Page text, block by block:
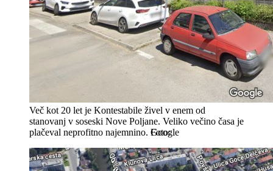
Več kot 20 let je Kontestabile živel v enem od
stanovanj v soseski Nove Poljane. Veliko večino časa je
plačeval neprofitno najemnino. Google